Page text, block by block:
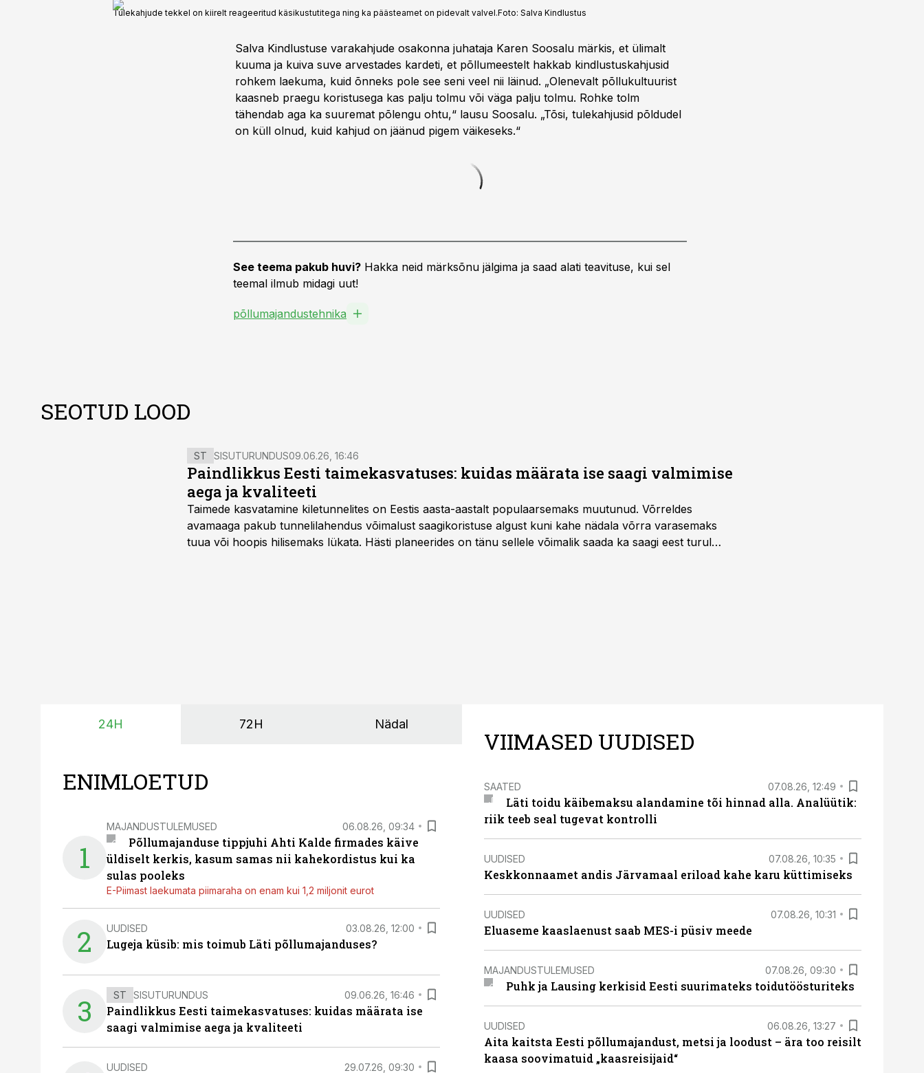
Tulekahjude tekkel on kiirelt reageeritud käsikustutitega ning ka päästeamet on pidevalt valvel.Foto: Salva Kindlustus
Salva Kindlustuse varakahjude osakonna juhataja Karen Soosalu märkis, et ülimalt
kuuma ja kuiva suve arvestades kardeti, et põllumeestelt hakkab kindlustuskahjusid
rohkem laekuma, kuid õnneks pole see seni veel nii läinud. „Olenevalt põllukultuurist
kaasneb praegu koristusega kas palju tolmu või väga palju tolmu. Rohke tolm
tähendab aga ka suuremat põlengu ohtu,“ lausu Soosalu. „Tõsi, tulekahjusid põldudel
on küll olnud, kuid kahjud on jäänud pigem väikeseks.“
See teema pakub huvi? Hakka neid märksõnu jälgima ja saad alati teavituse, kui sel
teemal ilmub midagi uut!
põllumajandustehnika
SEOTUD LOOD
ST SISUTURUNDUS09.06.26, 16:46
Paindlikkus Eesti taimekasvatuses: kuidas määrata ise saagi valmimise
aega ja kvaliteeti
Taimede kasvatamine kiletunnelites on Eestis aasta-aastalt populaarsemaks muutunud. Võrreldes
avamaaga pakub tunnelilahendus võimalust saagikoristuse algust kuni kahe nädala võrra varasemaks
tuua või hoopis hilisemaks lükata. Hästi planeerides on tänu sellele võimalik saada ka saagi eest turul
24H 72H Nädal
ENIMLOETUD
1
MAJANDUSTULEMUSED 06.08.26, 09:34
Põllumajanduse tippjuhi Ahti Kalde firmades käive
üldiselt kerkis, kasum samas nii kahekordistus kui ka
sulas pooleks
E-Piimast laekumata piimaraha on enam kui 1,2 miljonit eurot
2 UUDISED 03.08.26, 12:00
Lugeja küsib: mis toimub Läti põllumajanduses?
3 ST SISUTURUNDUS 09.06.26, 16:46
Paindlikkus Eesti taimekasvatuses: kuidas määrata ise
saagi valmimise aega ja kvaliteeti
UUDISED 29.07.26, 09:30
VIIMASED UUDISED
SAATED 07.08.26, 12:49
Läti toidu käibemaksu alandamine tõi hinnad alla. Analüütik:
riik teeb seal tugevat kontrolli
UUDISED 07.08.26, 10:35
Keskkonnaamet andis Järvamaal eriload kahe karu küttimiseks
UUDISED 07.08.26, 10:31
Eluaseme kaaslaenust saab MES-i püsiv meede
MAJANDUSTULEMUSED 07.08.26, 09:30
Puhk ja Lausing kerkisid Eesti suurimateks toidutöösturiteks
UUDISED 06.08.26, 13:27
Aita kaitsta Eesti põllumajandust, metsi ja loodust – ära too reisilt
kaasa soovimatuid „kaasreisijaid“